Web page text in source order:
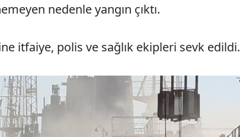
nedenle yangın çıktı.
itfaiye, polis ve sağlık ekipleri sevk edildi.